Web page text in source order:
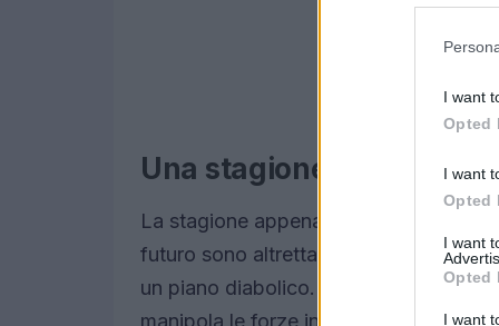
I want
Opted
I want
Opted
I want
Opted
I want
Una stagione che si
La stagione appena conclusa ha
futuro sono altrettanto intriganti. La
un piano diabolico. Mentre la battaglia